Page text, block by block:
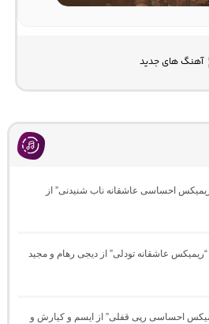
آهنگ های جدید
آهنگ میکسپلود 101 “ریمیکس احساسی عاشقانه ناب شنیدنی” از
دانلود آهنگ موزیک باکس 36 “ریمیکس عاشقانه تودلی” از دیجی رهام و مجید
احساسی رپی قفلی” از ایسم و کیارش و